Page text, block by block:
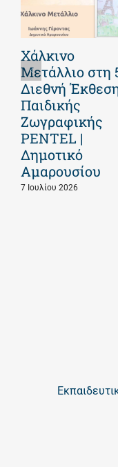
Χάλκινο
Μετάλλιο στη
Διεθνή
Παιδικής
Ζωγραφικής
PENTEL |
Δημοτικό
Αμαρουσίου
7 Ιουλίου 2026